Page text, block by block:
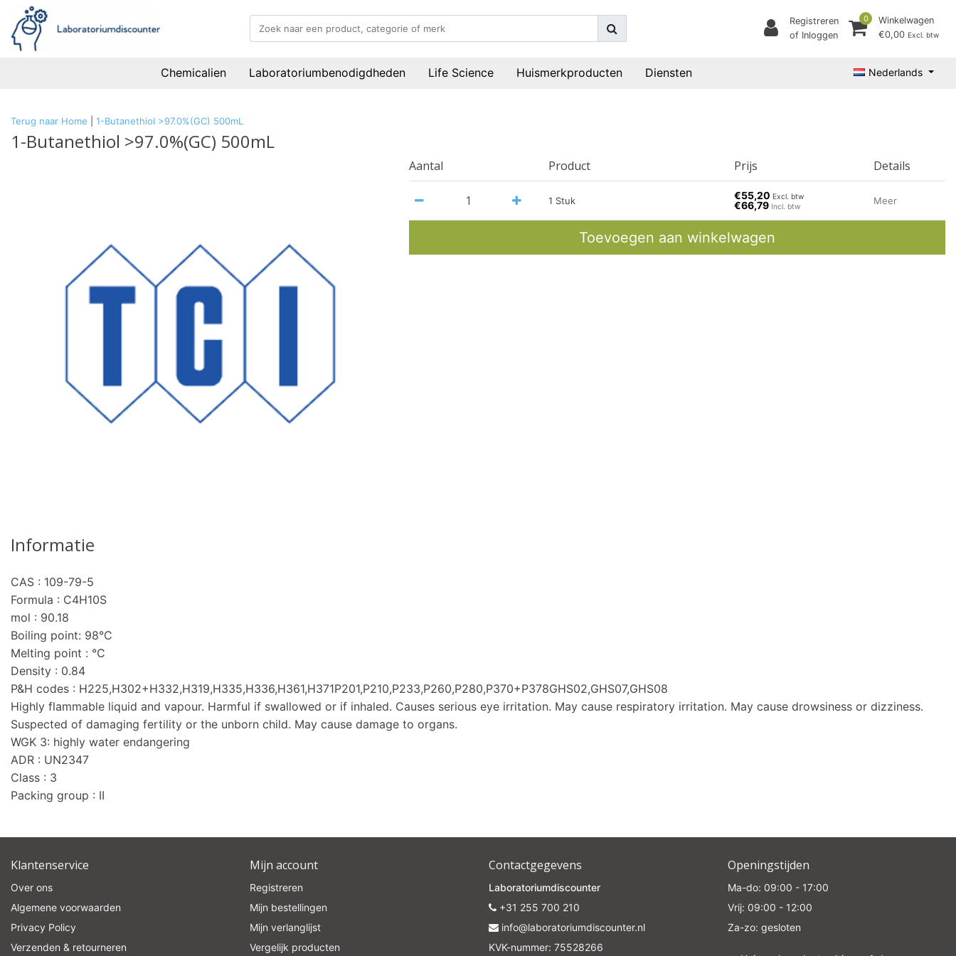
Registreren
of Inloggen
0
Winkelwagen
€0,00 Excl. btw
Chemicalien Laboratoriumbenodigdheden Life Science Huismerkproducten Diensten Nederlands
Terug naar Home 1-Butanethiol >97.0%(GC) 500mL
1-Butanethiol >97.0%(GC) 500mL
Aantal Product Prijs Details
1 Stuk €55,20 Excl. btw
€66,79 Incl. btw
Meer
Toevoegen aan winkelwagen
Informatie
CAS : 109-79-5
Formula : C4H10S
mol : 90.18
Boiling point: 98°C
Melting point : °C
Density : 0.84
P&H codes : H225,H302+H332,H319,H335,H336,H361,H371P201,P210,P233,P260,P280,P370+P378GHS02,GHS07,GHS08
Highly flammable liquid and vapour. Harmful if swallowed or if inhaled. Causes serious eye irritation. May cause respiratory irritation. May cause drowsiness or dizziness.
Suspected of damaging fertility or the unborn child. May cause damage to organs.
WGK 3: highly water endangering
ADR : UN2347
Class : 3
Packing group : II
Klantenservice
Over ons
Algemene voorwaarden
Privacy Policy
Verzenden & retourneren
Mijn account
Registreren
Mijn bestellingen
Mijn verlanglijst
Vergelijk producten
Contactgegevens
Laboratoriumdiscounter
+31 255 700 210
info@laboratoriumdiscounter.nl
KVK-nummer: 75528266
Openingstijden
Ma-do: 09:00 - 17:00
Vrij: 09:00 - 12:00
Za-zo: gesloten